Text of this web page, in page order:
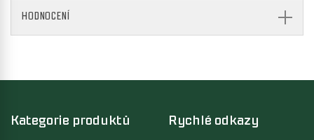
HODNOCENÍ
Kategorie produktů Rychlé odkazy